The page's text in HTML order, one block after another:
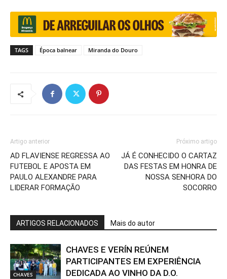
TAGS Época balnear Miranda do Douro
Artigo anterior
AD FLAVIENSE REGRESSA AO
FUTEBOL E APOSTA EM
PAULO ALEXANDRE PARA
LIDERAR FORMAÇÃO
Próximo artigo
JÁ É CONHECIDO O CARTAZ
DAS FESTAS EM HONRA DE
NOSSA SENHORA DO
SOCORRO
ARTIGOS RELACIONADOS Mais do autor
CHAVES
CHAVES E VERÍN REÚNEM
PARTICIPANTES EM EXPERIÊNCIA
DEDICADA AO VINHO DA D.O.